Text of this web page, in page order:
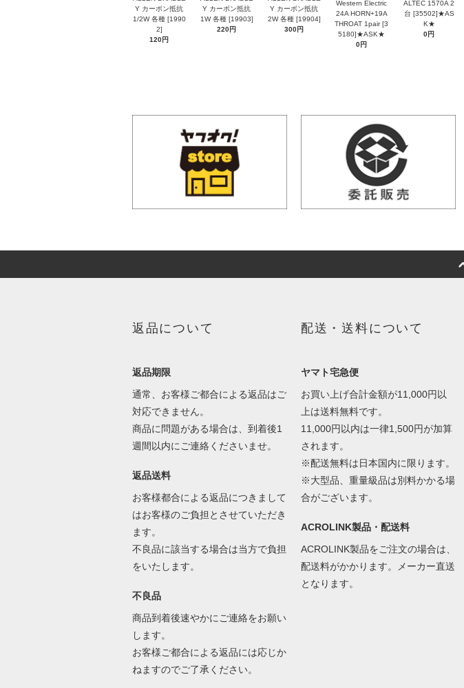
Y カーボン抵抗
1/2W 各種 [1990
2]
120円
Y カーボン抵抗
1W 各種 [19903]
220円
Y カーボン抵抗
2W 各種 [19904]
300円
Western Electric
24A HORN+19A
THROAT 1pair [3
5180]★ASK★
0円
ALTEC 1570A 2
台 [35502]★AS
K★
0円
返品について
返品期限
通常、お客様ご都合による返品はご
対応できません。
商品に問題がある場合は、到着後1
週間以内にご連絡くださいませ。
返品送料
お客様都合による返品につきまして
はお客様のご負担とさせていただき
ます。
不良品に該当する場合は当方で負担
をいたします。
不良品
商品到着後速やかにご連絡をお願い
します。
お客様ご都合による返品には応じか
ねますのでご了承ください。
配送・送料について
ヤマト宅急便
お買い上げ合計金額が11,000円以
上は送料無料です。
11,000円以内は一律1,500円が加算
されます。
※配送無料は日本国内に限ります。
※大型品、重量級品は別料かかる場
合がございます。
ACROLINK製品・配送料
ACROLINK製品をご注文の場合は、
配送料がかかります。メーカー直送
となります。